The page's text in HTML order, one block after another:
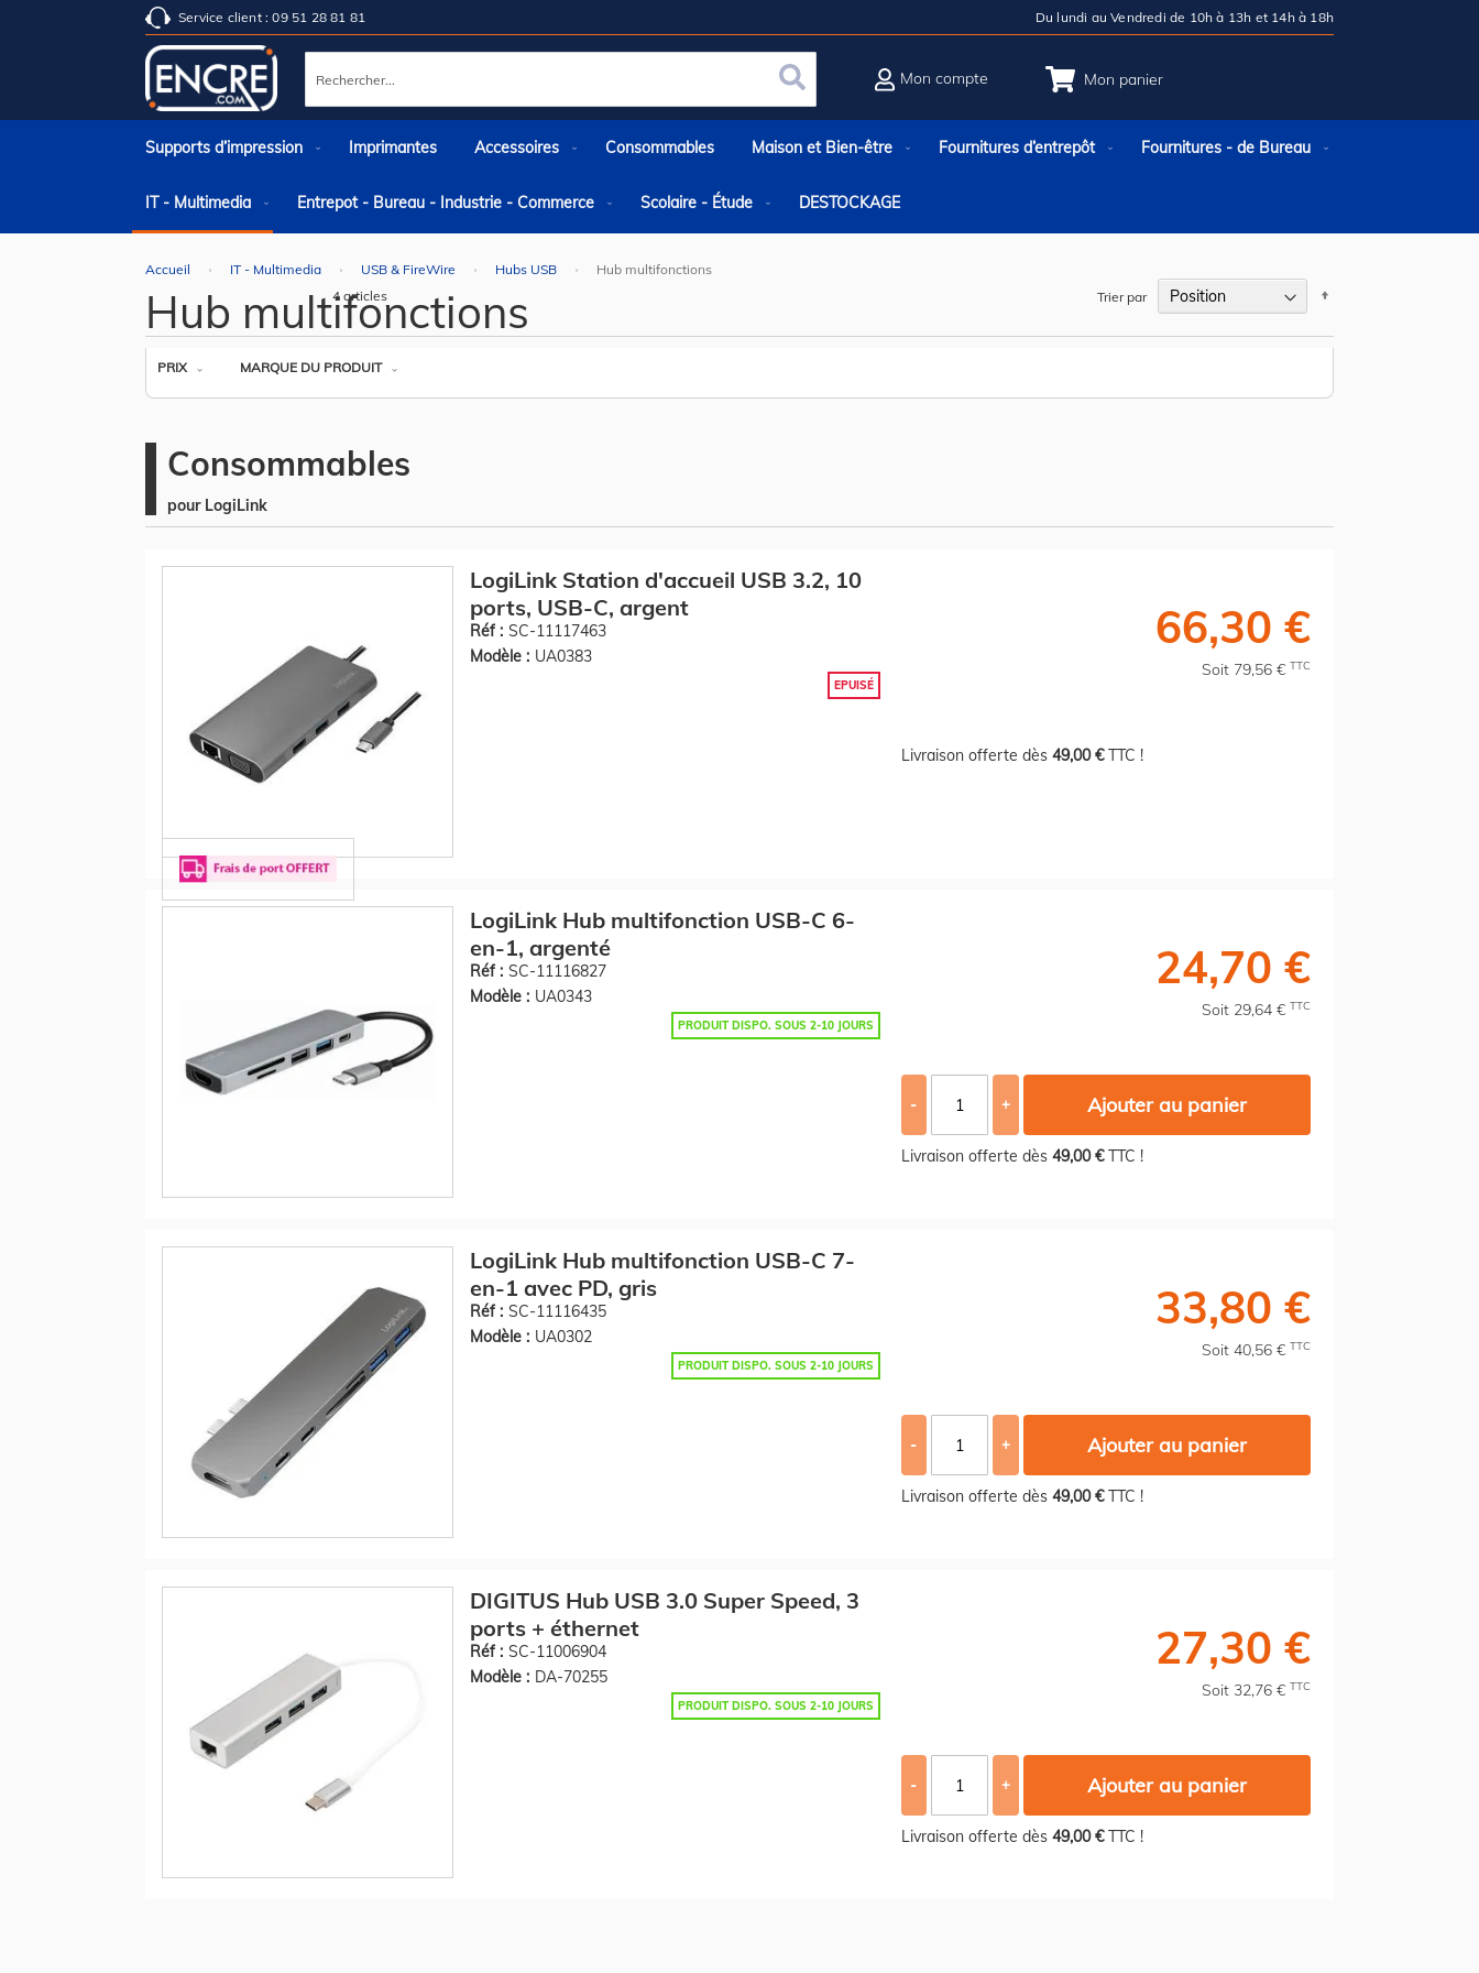
Service client : 09 51 28 81 81 Du lundi au Vendredi de 10h à 13h et 14h à 18h
Mon panier
Rechercher Rechercher
Mon compte
Supports d’impression Imprimantes Accessoires Consommables Maison et Bien-être Fournitures d’entrepôt Fournitures - de Bureau
IT - Multimedia Entrepot - Bureau - Industrie - Commerce Scolaire - Étude DESTOCKAGE
Accueil IT - Multimedia USB & FireWire Hubs USB Hub multifonctions
Hub multifonctions
PRIX MARQUE DU PRODUIT
4 articles Trier par
Consommables
pour LogiLink
LogiLink Station d'accueil USB 3.2, 10
ports, USB-C, argent
Réf : SC-11117463
Modèle : UA0383
EPUISÉ
66,30 €
Soit 79,56 € TTC
Livraison offerte dès 49,00 €TTC !
LogiLink Hub multifonction USB-C 6-
en-1, argenté
Réf : SC-11116827
Modèle : UA0343
PRODUIT DISPO. SOUS 2-10 JOURS
24,70 €
Soit 29,64 € TTC
- + Ajouter au panier
Livraison offerte dès 49,00 €TTC !
LogiLink Hub multifonction USB-C 7-
en-1 avec PD, gris
Réf : SC-11116435
Modèle : UA0302
PRODUIT DISPO. SOUS 2-10 JOURS
33,80 €
Soit 40,56 € TTC
- + Ajouter au panier
Livraison offerte dès 49,00 €TTC !
DIGITUS Hub USB 3.0 Super Speed, 3
ports + éthernet
Réf : SC-11006904
Modèle : DA-70255
PRODUIT DISPO. SOUS 2-10 JOURS
27,30 €
Soit 32,76 € TTC
- + Ajouter au panier
Livraison offerte dès 49,00 €TTC !